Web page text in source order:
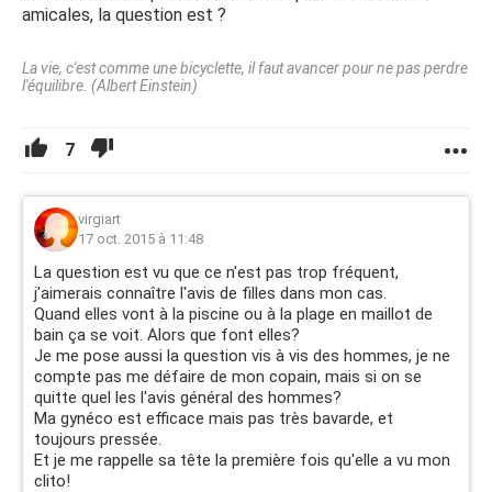
amicales, la question est ?
La vie, c'est comme une bicyclette, il faut avancer pour ne pas perdre
l'équilibre. (Albert Einstein)
7
virgiart
17 oct. 2015 à 11:48
La question est vu que ce n'est pas trop fréquent,
j'aimerais connaître l'avis de filles dans mon cas.
Quand elles vont à la piscine ou à la plage en maillot de
bain ça se voit. Alors que font elles?
Je me pose aussi la question vis à vis des hommes, je ne
compte pas me défaire de mon copain, mais si on se
quitte quel les l'avis général des hommes?
Ma gynéco est efficace mais pas très bavarde, et
toujours pressée.
Et je me rappelle sa tête la première fois qu'elle a vu mon
clito!